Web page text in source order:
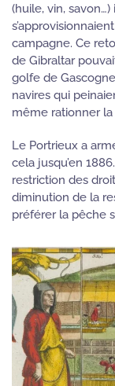
(huile, vin,
campagne. Ce
de Gibraltar
golfe de
navires qui
même rationner
Le Portrieux a
cela jusqu’en
restriction des
diminution de la
préférer la pêche